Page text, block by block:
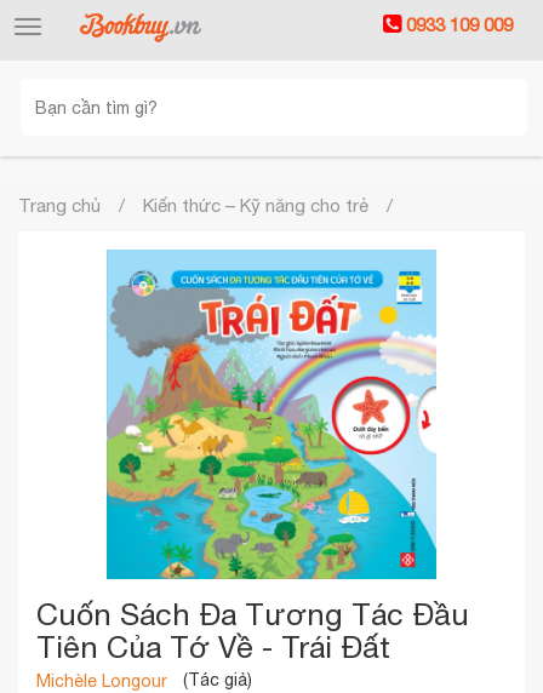
Toggle
0933 109 009
Trang chủ Kiến thức – Kỹ năng cho trẻ
Cuốn Sách Đa Tương Tác Đầu
Tiên Của Tớ Về - Trái Đất
Michèle Longour
(Tác giả)